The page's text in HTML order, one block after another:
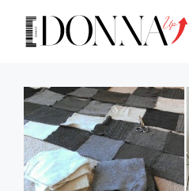
contenuto